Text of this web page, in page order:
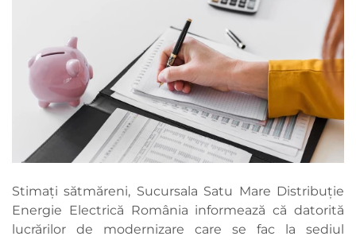
Stimați sătmăreni, Sucursala Satu Mare Distribuție
Energie Electrică România informează că datorită
lucrărilor de modernizare care se fac la sediul